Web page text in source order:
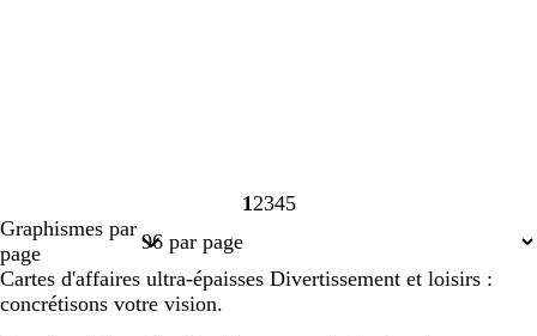
Page
1 Page
2Page
3Page
4Page
5
Graphismes par
page
Cartes d'affaires ultra-épaisses Divertissement et loisirs :
concrétisons votre vision.